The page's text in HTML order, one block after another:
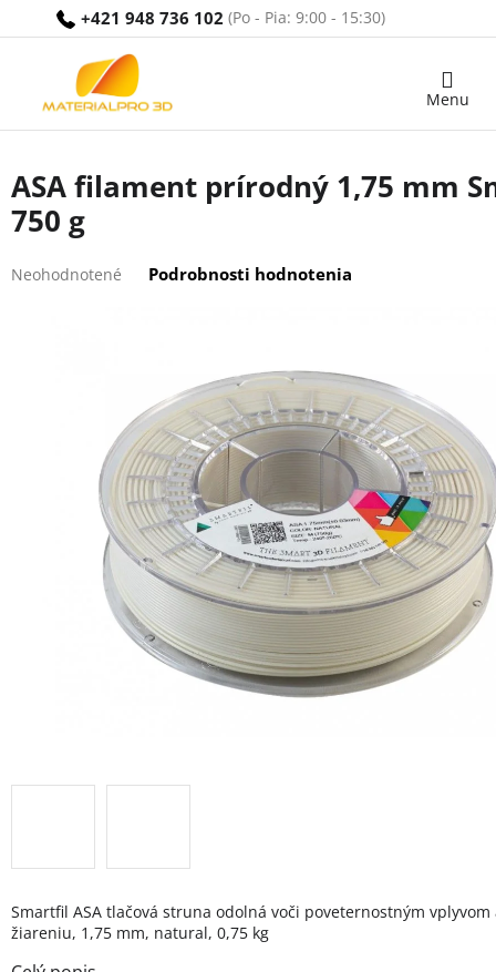
+421 948 736 102
Nákupný
ASA filament prírodný 1,75 mm
750 g
hodnotenie
Neohodnotené Podrobnosti hodnotenia
Smartfil ASA tlačová struna odolná voči poveternostným vplyvom
žiareniu, 1,75 mm, natural, 0,75 kg